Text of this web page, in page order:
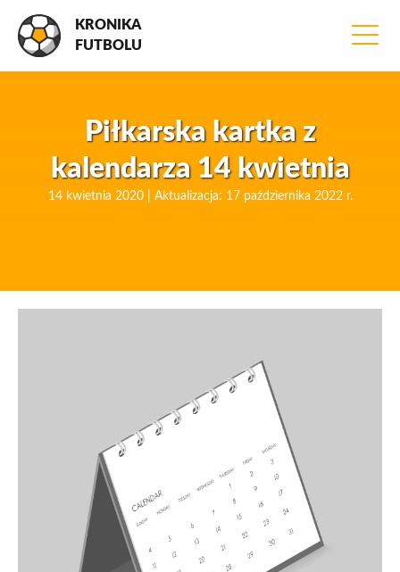
KRONIKA
FUTBOLU
Piłkarska kartka z
kalendarza 14 kwietnia
14 kwietnia 2020 | Aktualizacja: 17 października 2022 r.